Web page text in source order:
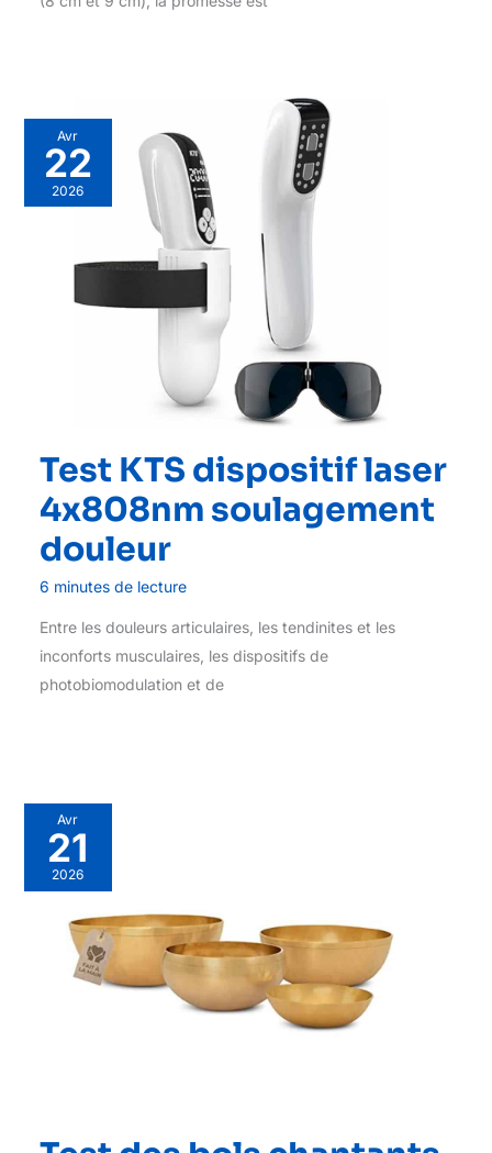
Avr
22
2026
Test KTS dispositif laser
4x808nm soulagement
douleur
6 minutes de lecture
Entre les douleurs articulaires, les tendinites et les
inconforts musculaires, les dispositifs de
photobiomodulation et de
Avr
21
2026